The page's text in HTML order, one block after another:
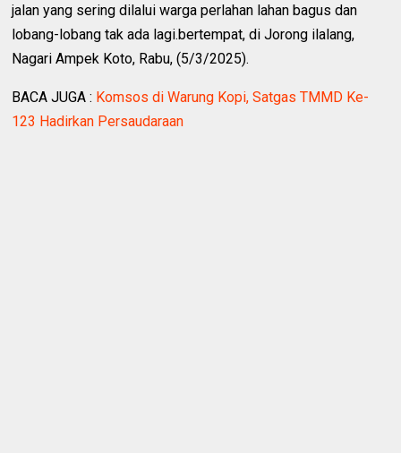
jalan yang sering dilalui warga perlahan lahan bagus dan
lobang-lobang tak ada lagi.bertempat, di Jorong ilalang,
Nagari Ampek Koto, Rabu, (5/3/2025).
BACA JUGA : Komsos di Warung Kopi, Satgas TMMD Ke-
123 Hadirkan Persaudaraan